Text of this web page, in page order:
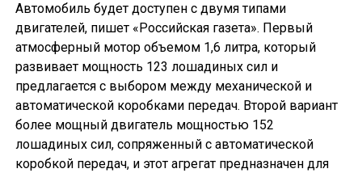
Автомобиль будет доступен с двумя типами
двигателей, пишет «Российская газета». Первый
атмосферный мотор объемом 1,6 литра, который
развивает мощность 123 лошадиных сил и
предлагается с выбором между механической и
автоматической коробками передач. Второй вариант
более мощный двигатель мощностью 152
лошадиных сил, сопряженный с автоматической
коробкой передач, и этот агрегат предназначен для